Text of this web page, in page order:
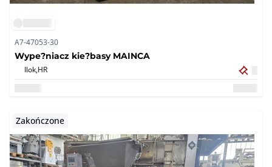
A7-47053-30
Wype?niacz kie?basy MAINCA
Ilok,HR
Zakończone